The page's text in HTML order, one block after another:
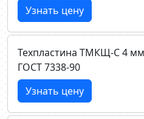
Узнать цену
Техпластина ТМКЩ-C 4 мм
ГОСТ 7338-90
Узнать цену